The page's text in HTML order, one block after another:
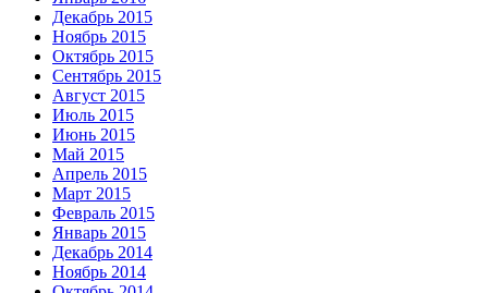
Декабрь 2015
Ноябрь 2015
Октябрь 2015
Сентябрь 2015
Август 2015
Июль 2015
Июнь 2015
Май 2015
Апрель 2015
Март 2015
Февраль 2015
Январь 2015
Декабрь 2014
Ноябрь 2014